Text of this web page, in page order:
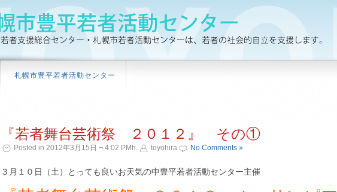
札幌市豊平若者活動センター
『若者舞台芸術祭 ２０１２』 その①
Posted in 2012年3月15日 ¬ 4:02 PMh. toyohira No Comments »
３月１０日（土）とっても良いお天気の中豊平若者活動センター主催